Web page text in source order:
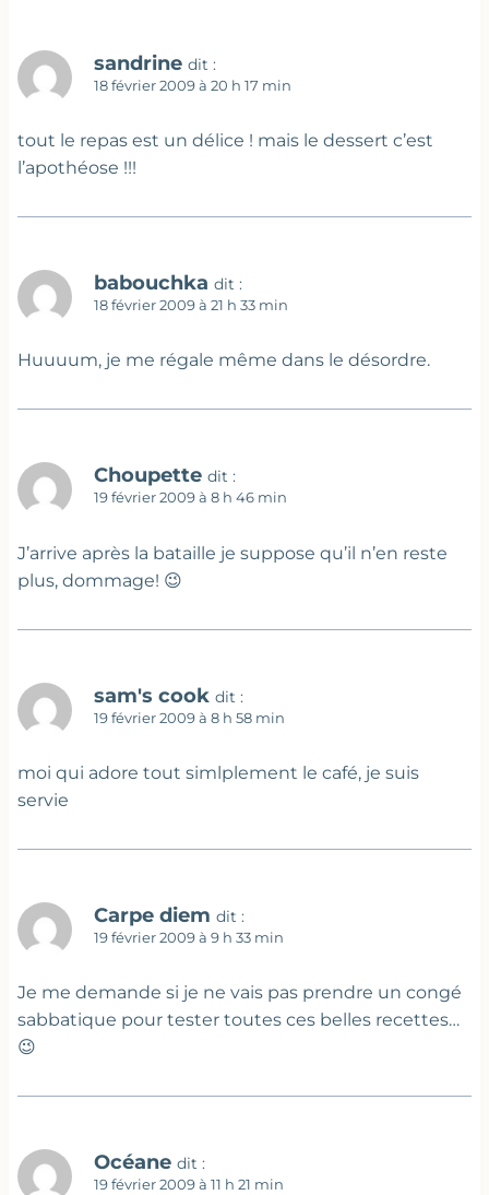
sandrine dit :
18 février 2009 à 20 h 17 min
tout le repas est un délice ! mais le dessert c’est
l’apothéose !!!
babouchka dit :
18 février 2009 à 21 h 33 min
Huuuum, je me régale même dans le désordre.
Choupette dit :
19 février 2009 à 8 h 46 min
J’arrive après la bataille je suppose qu’il n’en reste
plus, dommage! 😉
sam's cook dit :
19 février 2009 à 8 h 58 min
moi qui adore tout simlplement le café, je suis
servie
Carpe diem dit :
19 février 2009 à 9 h 33 min
Je me demande si je ne vais pas prendre un congé
sabbatique pour tester toutes ces belles recettes…
😉
Océane dit :
19 février 2009 à 11 h 21 min